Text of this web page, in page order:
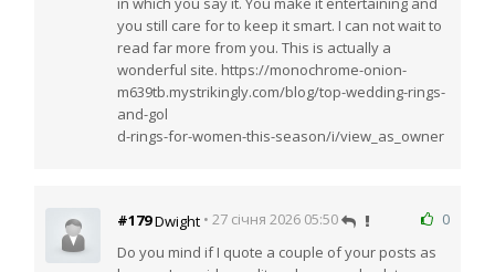
you still care for to keep it smart. I can not wait to
read far more from you. This is actually a
wonderful site. https://monochrome-onion-
m639tb.mystrikingly.com/blog/top-wedding-rings-
and-gol
d-rings-for-women-this-season/i/view_as_owner
0
#179Dwight • 27 січня 2026 05:50
Do you mind if I quote a couple of your posts as